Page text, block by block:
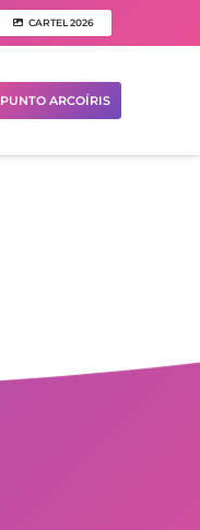
CARTEL 2026
PUNTO ARCOÍRIS